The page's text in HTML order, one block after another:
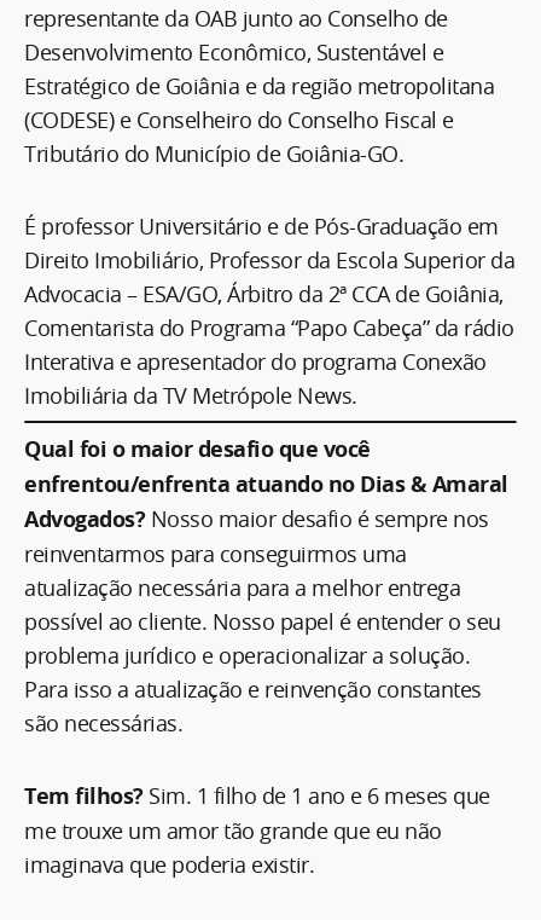
representante da OAB junto ao Conselho de
Desenvolvimento Econômico, Sustentável e
Estratégico de Goiânia e da região metropolitana
(CODESE) e Conselheiro do Conselho Fiscal e
Tributário do Município de Goiânia-GO.
É professor Universitário e de Pós-Graduação em
Direito Imobiliário, Professor da Escola Superior da
Advocacia – ESA/GO, Árbitro da 2ª CCA de Goiânia,
Comentarista do Programa “Papo Cabeça” da rádio
Interativa e apresentador do programa Conexão
Imobiliária da TV Metrópole News.
Qual foi o maior desafio que você
enfrentou/enfrenta atuando no Dias & Amaral
Advogados? Nosso maior desafio é sempre nos
reinventarmos para conseguirmos uma
atualização necessária para a melhor entrega
possível ao cliente. Nosso papel é entender o seu
problema jurídico e operacionalizar a solução.
Para isso a atualização e reinvenção constantes
são necessárias.
Tem filhos? Sim. 1 filho de 1 ano e 6 meses que
me trouxe um amor tão grande que eu não
imaginava que poderia existir.